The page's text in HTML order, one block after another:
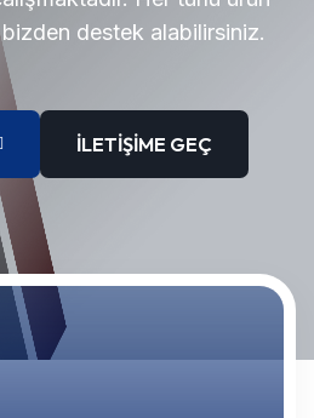
bizden destek alabilirsiniz.
İLETIŞIME GEÇ